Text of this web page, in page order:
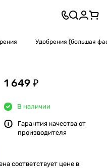
Удобрения (большая
1 649 ₽
В наличии
Гарантия качества от
производителя
соответствует цене в